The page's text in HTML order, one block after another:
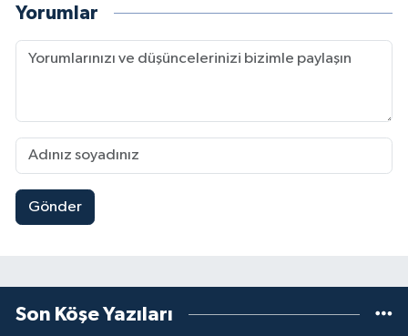
Yorumlar
Gönder
Son Köşe Yazıları